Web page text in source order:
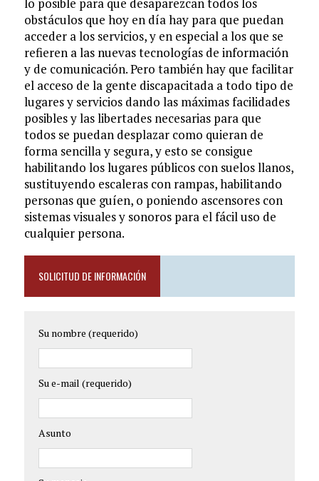
obstáculos que hoy en día hay para que puedan
acceder a los servicios, y en especial a los que se
refieren a las nuevas tecnologías de información
y de comunicación. Pero también hay que facilitar
el acceso de la gente discapacitada a todo tipo de
lugares y servicios dando las máximas facilidades
posibles y las libertades necesarias para que
todos se puedan desplazar como quieran de
forma sencilla y segura, y esto se consigue
habilitando los lugares públicos con suelos llanos,
sustituyendo escaleras con rampas, habilitando
personas que guíen, o poniendo ascensores con
sistemas visuales y sonoros para el fácil uso de
cualquier persona.
SOLICITUD DE INFORMACIÓN
Su nombre (requerido)
Su e-mail (requerido)
Asunto